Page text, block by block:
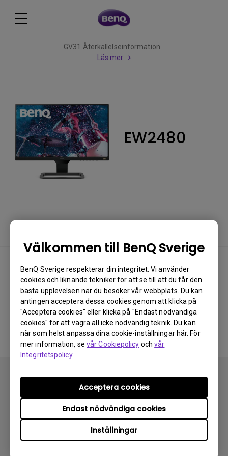
Välkommen till BenQ Sverige
BenQ Sverige respekterar din integritet. Vi använder
cookies och liknande tekniker för att se till att du får den
bästa upplevelsen när du besöker vår webbplats. Du kan
antingen acceptera dessa cookies genom att klicka på
"Acceptera cookies" eller klicka på "Endast nödvändiga
cookies" för att vägra all icke nödvändig teknik. Du kan
när som helst anpassa dina cookie-inställningar här. För
mer information, se vår Cookiepolicy ochvår
Integritetspolicy.
Inställningar
Endast nödvändiga cookies
Acceptera cookies
GV31 Återkallelseinformation
Läs mer
EW2480
0 results Nyaste
Inga relaterade videoklipp
Prenumerera